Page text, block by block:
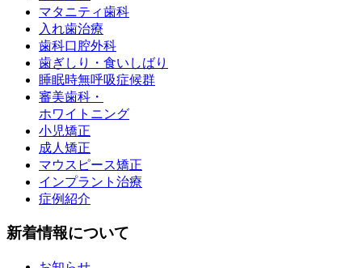
マタニティ歯科
入れ歯治療
歯科口腔外科
歯ぎしり・食いしばり
睡眠時無呼吸症候群
審美歯科・
ホワイトニング
小児矯正
成人矯正
マウスピース矯正
インプラント治療
症例紹介
新着情報について